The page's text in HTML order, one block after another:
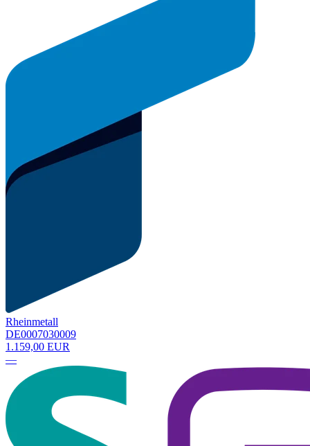
Rheinmetall
DE0007030009
1.159,00 EUR
—